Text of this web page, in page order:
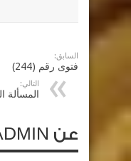
السابق:
فتوى رقم (244)
التالي:
المسألة
عن ADMIN